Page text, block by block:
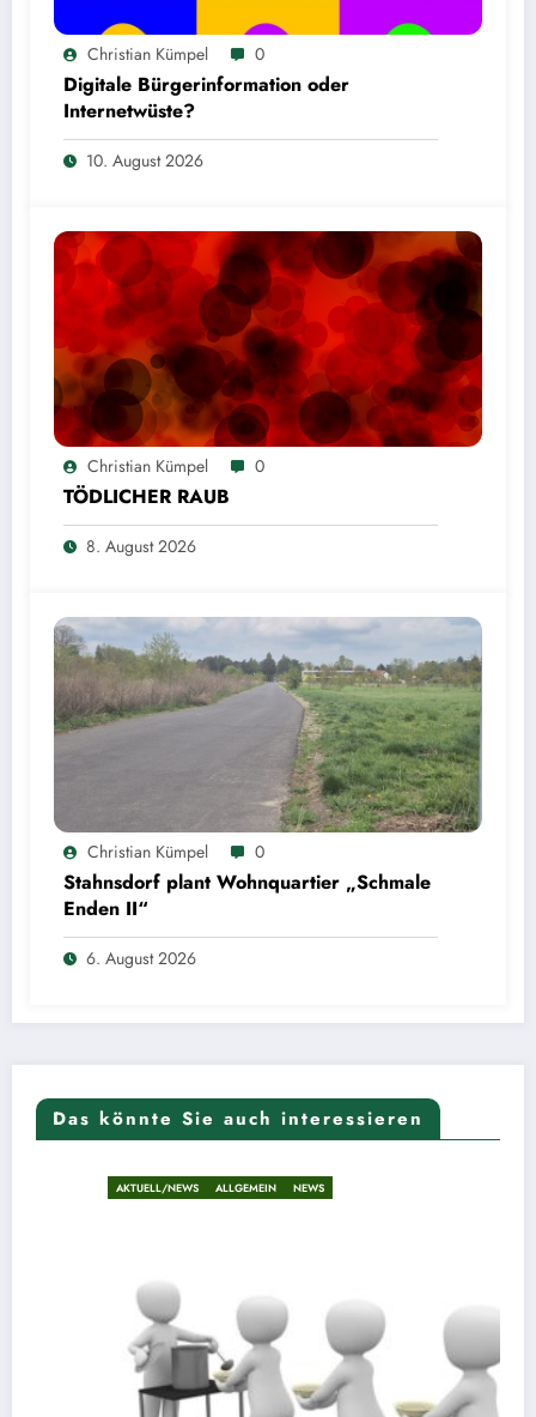
Christian Kümpel 0
Digitale Bürgerinformation oder
Internetwüste?
10. August 2026
Christian Kümpel 0
TÖDLICHER RAUB
8. August 2026
Christian Kümpel 0
Stahnsdorf plant Wohnquartier „Schmale
Enden II“
6. August 2026
Das könnte Sie auch interessieren
AKTUELL/NEWS ALLGEMEIN NEWS